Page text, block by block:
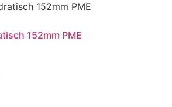
152mm PME